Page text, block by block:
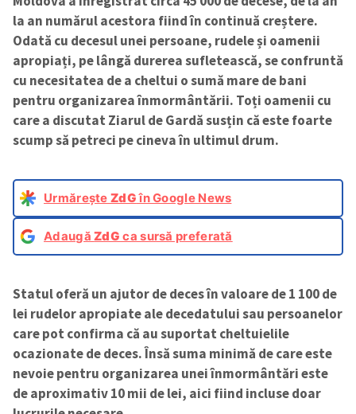
la an numărul acestora fiind în continuă creștere.
Odată cu decesul unei persoane, rudele și oamenii
apropiați, pe lângă durerea sufletească, se confruntă
cu necesitatea de a cheltui o sumă mare de bani
pentru organizarea înmormântării. Toți oamenii cu
care a discutat Ziarul de Gardă susțin că este foarte
scump să petreci pe cineva în ultimul drum.
Urmărește ZdGîn Google News
AdaugăZdG ca sursă preferată
Statul oferă un ajutor de deces în valoare de 1 100 de
lei rudelor apropiate ale decedatului sau persoanelor
care pot confirma că au suportat cheltuielile
ocazionate de deces. Însă suma minimă de care este
nevoie pentru organizarea unei înmormântări este
de aproximativ 10 mii de lei, aici fiind incluse doar